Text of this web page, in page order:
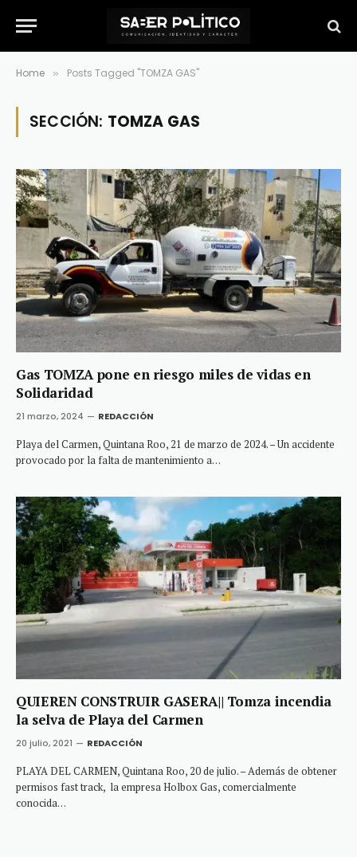
Home » Posts Tagged "TOMZA GAS"
SECCIÓN: TOMZA GAS
Gas TOMZA pone en riesgo miles de vidas en
Solidaridad
21 marzo, 2024 REDACCIÓN
Playa del Carmen, Quintana Roo, 21 de marzo de 2024. – Un accidente
provocado por la falta de mantenimiento a…
QUIEREN CONSTRUIR GASERA|| Tomza incendia
la selva de Playa del Carmen
20 julio, 2021 REDACCIÓN
PLAYA DEL CARMEN, Quintana Roo, 20 de julio. – Además de obtener
permisos fast track, la empresa Holbox Gas, comercialmente
conocida…